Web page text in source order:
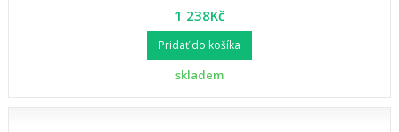
1 238Kč
Pridať do košíka
skladem